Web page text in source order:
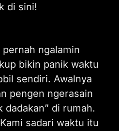
di sini!
ngalamin
bikin panik waktu
sendiri. Awalnya
pengen ngerasain
dadakan” di rumah.
sadari waktu itu